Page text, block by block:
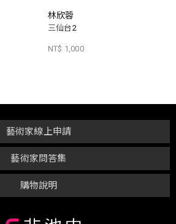
林欣蓉
三仙台2
NT$ 1,000
購物說明
藝術家問答集
藝術家線上申請